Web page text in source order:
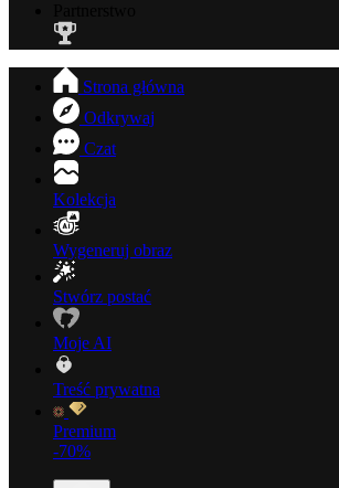
Strona główna
Odkrywaj
Czat
Kolekcja
Wygeneruj obraz
Stwórz postać
Moje AI
Treść prywatna
Premium
-70%